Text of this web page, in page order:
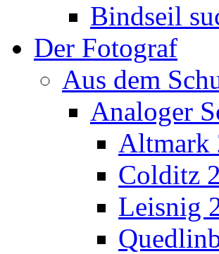
Bindseil
Der Fotograf
Aus dem
Analoger
Altmark
Colditz
Leisnig